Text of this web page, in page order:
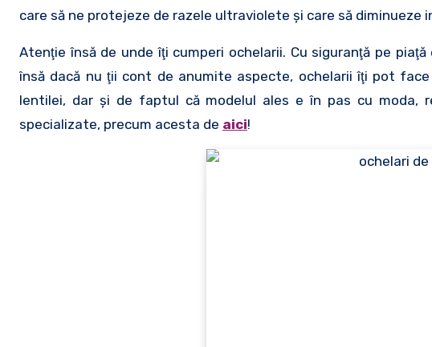
care să ne protejeze de razele ultraviolete şi care să
Atenţie însă de unde îţi cumperi ochelarii. Cu siguranţă pe
însă dacă nu ţii cont de anumite aspecte, ochelarii îţi pot
lentilei, dar şi de faptul că modelul ales e în pas cu moda,
specializate, precum acesta de aici!